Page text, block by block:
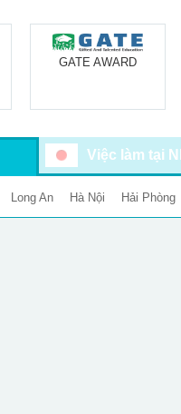
GATE AWARD
Việc làm tại
Long An Hà Nội Hải Phòng